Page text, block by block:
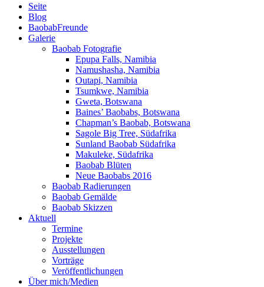
Primäres
Menü
Seite
Blog
BaobabFreunde
Galerie
Baobab Fotografie
Epupa Falls, Namibia
Namushasha, Namibia
Outapi, Namibia
Tsumkwe, Namibia
Gweta, Botswana
Baines’ Baobabs, Botswana
Chapman’s Baobab, Botswana
Sagole Big Tree, Südafrika
Sunland Baobab Südafrika
Makuleke, Südafrika
Baobab Blüten
Neue Baobabs 2016
Baobab Radierungen
Baobab Gemälde
Baobab Skizzen
Aktuell
Termine
Projekte
Ausstellungen
Vorträge
Veröffentlichungen
Über mich/Medien